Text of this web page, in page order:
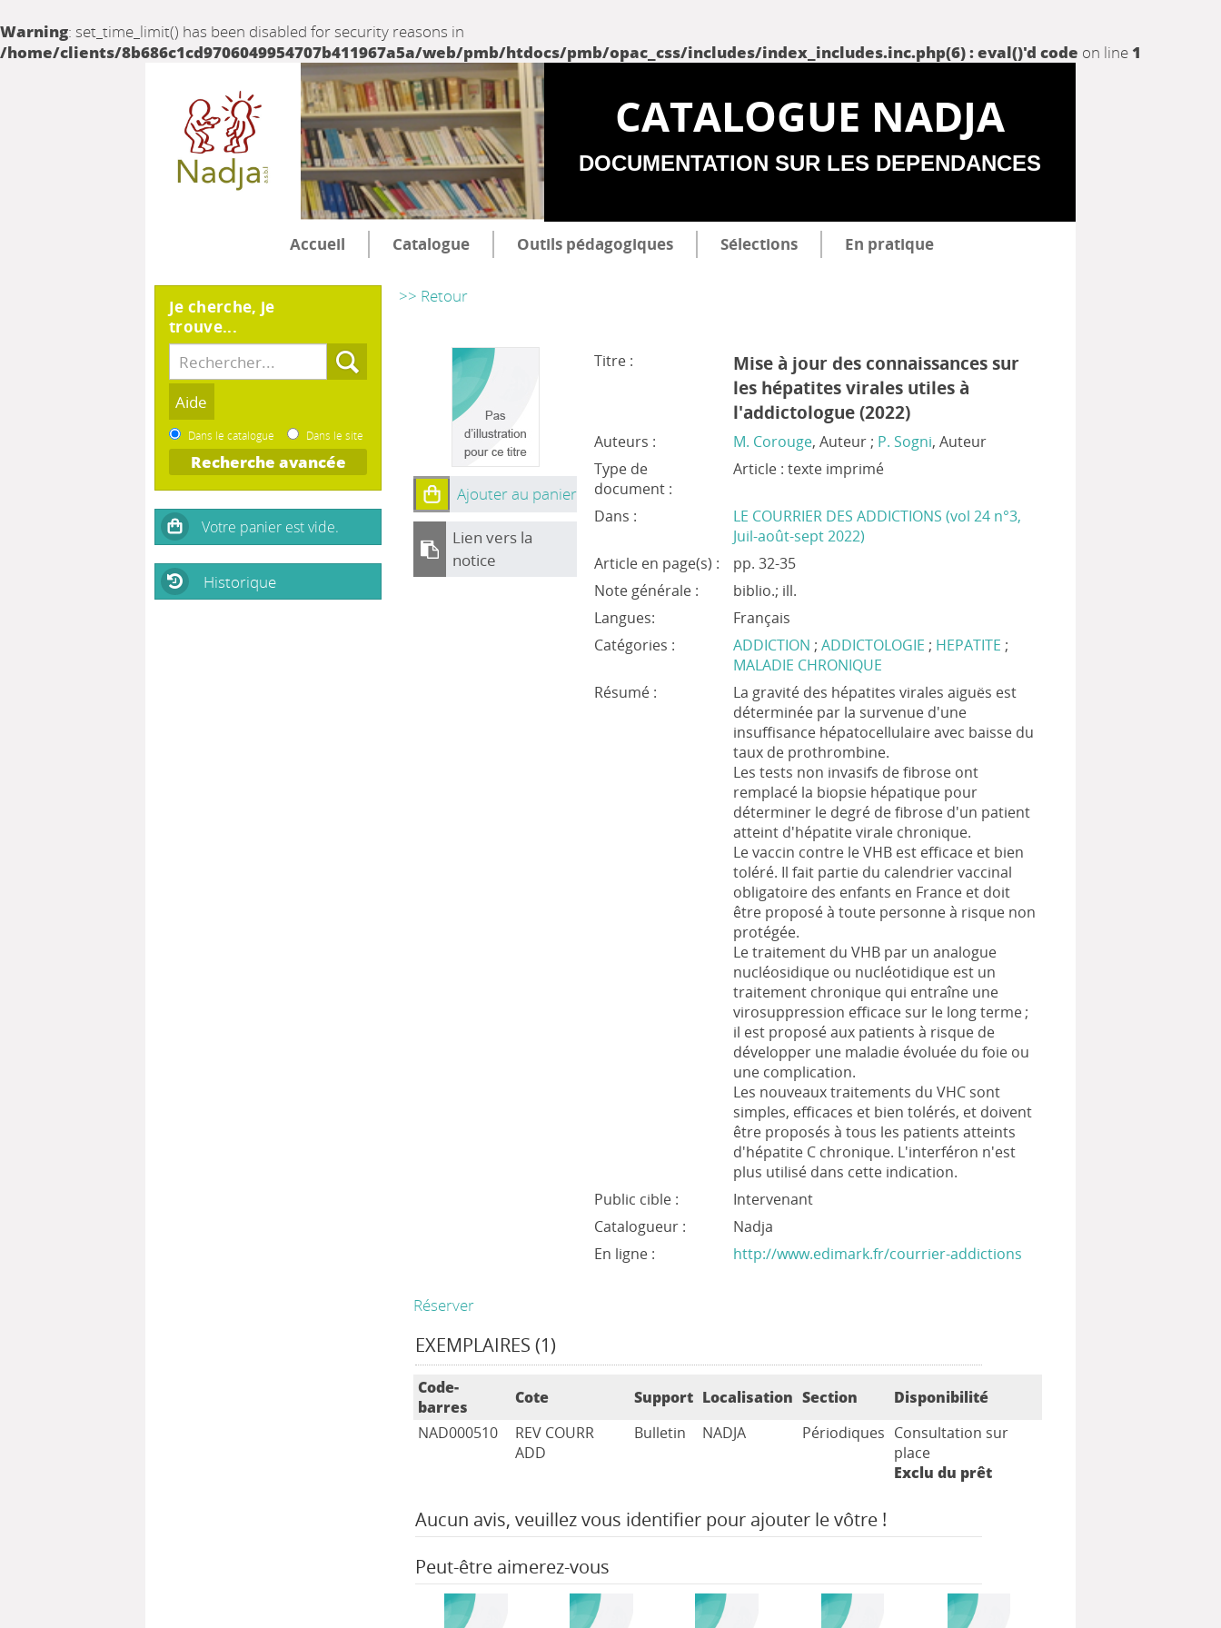
Warning: set_time_limit() has been disabled for security reasons in
/home/clients/8b686c1cd9706049954707b411967a5a/web/pmb/htdocs/pmb/opac_css/includes/index_includes.inc.php(6) : eval()'d code on line 1
CATALOGUE NADJA
DOCUMENTATION SUR LES DEPENDANCES
Accueil Catalogue Outils pédagogiques Sélections En pratique
>> Retour
Ajouter au panier
Lien vers la
notice
Titre :
Mise à jour des connaissances sur
les hépatites virales utiles à
l'addictologue (2022)
Auteurs : M. Corouge, Auteur ; P. Sogni, Auteur
Type de
document :
Article : texte imprimé
Dans :
LE COURRIER DES ADDICTIONS (vol 24 n°3,
Juil-août-sept 2022)
Article en page(s) :
pp. 32-35
Note générale :
biblio.; ill.
Langues:
Français
Catégories :
ADDICTION ;ADDICTOLOGIE ; HEPATITE ;
MALADIE CHRONIQUE
Résumé :
La gravité des hépatites virales aiguës est
déterminée par la survenue d'une
insuffisance hépatocellulaire avec baisse du
taux de prothrombine.
Les tests non invasifs de fibrose ont
remplacé la biopsie hépatique pour
déterminer le degré de fibrose d'un patient
atteint d'hépatite virale chronique.
Le vaccin contre le VHB est efficace et bien
toléré. Il fait partie du calendrier vaccinal
obligatoire des enfants en France et doit
être proposé à toute personne à risque non
protégée.
Le traitement du VHB par un analogue
nucléosidique ou nucléotidique est un
traitement chronique qui entraîne une
virosuppression efficace sur le long terme ;
il est proposé aux patients à risque de
développer une maladie évoluée du foie ou
une complication.
Les nouveaux traitements du VHC sont
simples, efficaces et bien tolérés, et doivent
être proposés à tous les patients atteints
d'hépatite C chronique. L'interféron n'est
plus utilisé dans cette indication.
Public cible :
Intervenant
Catalogueur :
Nadja
En ligne :
http://www.edimark.fr/courrier-addictions
Réserver
EXEMPLAIRES (1)
Code-
barres
Cote Support Localisation Section
Disponibilité
NAD000510
REV COURR
ADD
Bulletin NADJA Périodiques Consultation sur
place
Exclu du prêt
Aucun avis, veuillez vous identifier pour ajouter le vôtre !
Peut-être aimerez-vous
Je cherche, je
trouve...
Dans le catalogue Dans le site
Recherche avancée
Historique